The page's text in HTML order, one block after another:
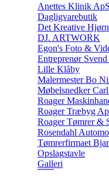
Anettes Klinik ApS
Dagligvarebutik
Det Kreative
DJ. ARTWORK
Egon's Foto &
Entreprenør Svend
Lille Klåby
Malermester Bo
Møbelsnedker
Roager
Roager Træbyg
Roager Tømrer &
Rosendahl
Tømrerfirmaet
Opslagstavle
Galleri